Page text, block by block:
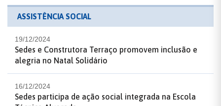
ASSISTÊNCIA SOCIAL
19/12/2024
Sedes e Construtora Terraço promovem inclusão e
alegria no Natal Solidário
16/12/2024
Sedes participa de ação social integrada na Escola